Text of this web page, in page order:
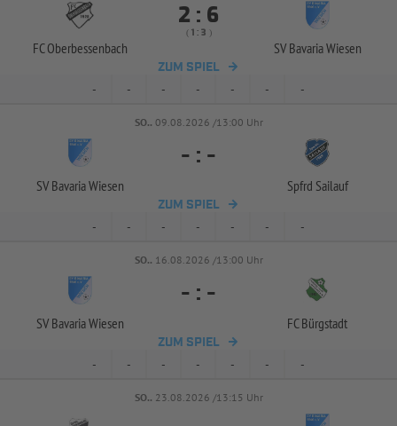
FC Oberbessenbach
 : 
(  :  )
SV Bavaria Wiesen
ZUM SPIEL
- - - - - - -
SO.. 09.08.2026 /13:00 Uhr
SV Bavaria Wiesen
- : -
Spfrd Sailauf
ZUM SPIEL
- - - - - - -
SO.. 16.08.2026 /13:00 Uhr
SV Bavaria Wiesen
- : -
FC Bürgstadt
ZUM SPIEL
- - - - - - -
SO.. 23.08.2026 /13:15 Uhr